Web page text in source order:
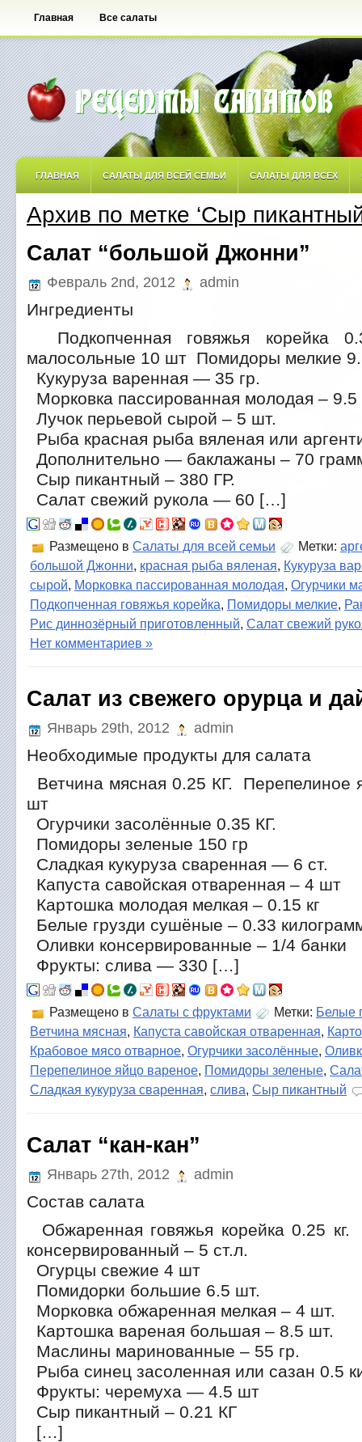
Главная Все салаты
ГЛАВНАЯ САЛАТЫ ДЛЯ ВСЕЙ СЕМЬИ САЛАТЫ ДЛЯ ВСЕХ
САЛАТЫ ОСТРЫЕ САЛАТЫ ПО АВТОРСКИМ РЕЦЕПТАМ
САЛАТЫ С ФРУКТАМИ
Архив по метке ‘Сыр
Салат “большой Джонни”
Февраль 2nd, 2012 admin
Ингредиенты
Подкопченная говяжья корейка
малосольные 10 шт Помидоры мелкие
Кукуруза варенная — 35 гр.
Морковка пассированная молодая –
Лучок перьевой сырой – 5 шт.
Рыба красная рыба вяленая или
Дополнительно — баклажаны – 70
Сыр пикантный – 380 ГР.
Салат свежий рукола — 60 […]
Размещено в Салаты для всей семьи Метки:
большой Джонни, красная рыба вяленая, Кукуруза
сырой, Морковка пассированная молодая, Огурчики
Подкопченная говяжья корейка, Помидоры мелкие,
Рис диннозёрный приготовленный, Салат свежий
Нет комментариев »
Салат из свежего орурца и
Январь 29th, 2012 admin
Необходимые продукты для салата
Ветчина мясная 0.25 КГ. Перепелиное
шт
Огурчики засолённые 0.35 КГ.
Помидоры зеленые 150 гр
Сладкая кукуруза сваренная — 6 ст.
Капуста савойская отваренная – 4 шт
Картошка молодая мелкая – 0.15 кг
Белые грузди сушёные – 0.33
Оливки консервированные – 1/4 банки
Фрукты: слива — 330 […]
Размещено в Салаты с фруктами Метки: Белые
Ветчина мясная, Капуста савойская отваренная,
Крабовое мясо отварное, Огурчики засолённые,
Перепелиное яйцо вареное, Помидоры зеленые,
Сладкая кукуруза сваренная, слива, Сыр пикантный
Салат “кан-кан”
Январь 27th, 2012 admin
Состав салата
Обжаренная говяжья корейка 0.25
консервированный – 5 ст.л.
Огурцы свежие 4 шт
Помидорки большие 6.5 шт.
Морковка обжаренная мелкая – 4 шт.
Картошка вареная большая – 8.5 шт.
Маслины маринованные – 55 гр.
Рыба синец засоленная или сазан 0.5
Фрукты: черемуха — 4.5 шт
Сыр пикантный – 0.21 КГ
[…]